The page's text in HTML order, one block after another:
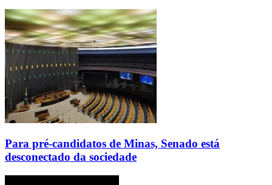
Para pré-candidatos de Minas, Senado está
desconectado da sociedade